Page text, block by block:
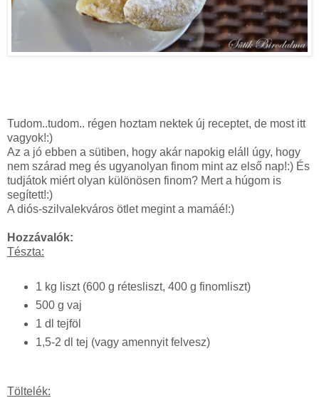
Tudom..tudom.. régen hoztam nektek új receptet, de most itt
vagyok!:)
Az a jó ebben a sütiben, hogy akár napokig eláll úgy, hogy
nem szárad meg és ugyanolyan finom mint az első nap!:) És
tudjátok miért olyan különösen finom? Mert a húgom is
segített!:)
A diós-szilvalekváros ötlet megint a mamáé!:)
Hozzávalók:
Tészta:
1 kg liszt (600 g rétesliszt, 400 g finomliszt)
500 g vaj
1 dl tejföl
1,5-2 dl tej (vagy amennyit felvesz)
Töltelék: